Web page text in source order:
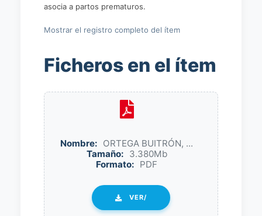
asocia a partos prematuros.
Mostrar el registro completo del ítem
Ficheros en el ítem
Nombre: ORTEGA BUITRÓN, ...
Tamaño: 3.380Mb
Formato: PDF
VER/